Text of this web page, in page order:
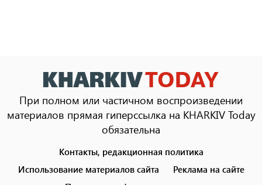
При полном или частичном воспроизведении
материалов прямая гиперссылка на KHARKIV Today
обязательна
menu
Контакты, редакционная политика
Использование материалов сайта
Реклама на сайте